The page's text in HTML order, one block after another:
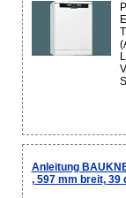
Anleitung
, 597 mm breit, 39